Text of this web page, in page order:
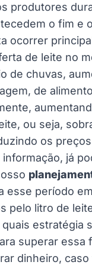
produtores
o fim e
ocorrer
de leite no
de chuvas,
de
ou seja,
os
já
esse período
pelo litro de
estratégia
superar essa
dinheiro, caso